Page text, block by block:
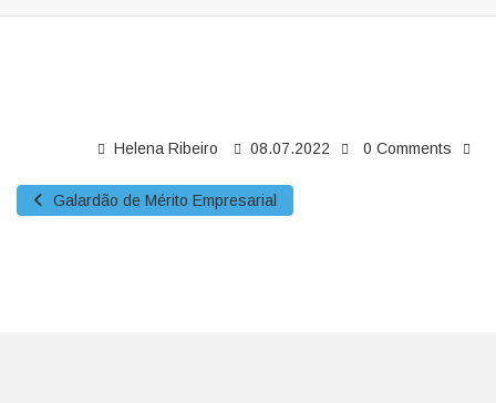
Helena Ribeiro 08.07.2022 0 Comments
Galardão de Mérito Empresarial